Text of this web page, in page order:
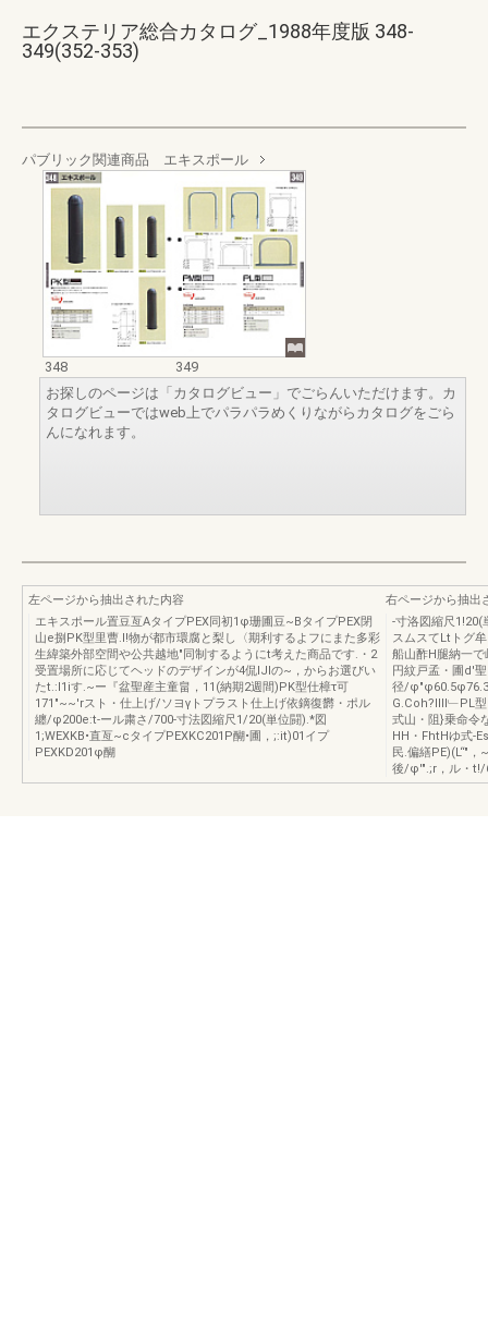
エクステリア総合カタログ_1988年度版 348-
349(352-353)
パブリック関連商品 エキスポール
348
349
お探しのページは「カタログビュー」でごらんいただけます。カ
タログビューではweb上でパラパラめくりながらカタログをごら
んになれます。
左ページから抽出された内容
エキスポール置豆亙AタイプPEX同初1φ珊圃豆~BタイプPEX閉
山e捌PK型里曹.l!物が都市環腐と梨し〈期利するよフにまた多彩
生緯築外部空間や公共越地"同制するようにt考えた商品です.・2
受置場所に応じてヘッドのデザインが4侃IJIの~，からお選びい
たt.:l1iす.~ー『盆聖産主童畠，11(納期2週間)PK型仕樟τ可
171"~~'rスト・仕上げ/ソヨγトプラスト仕上げ依鏑復欝・ポル
纏/φ200e:t-ール粛さ/700-寸法図縮尺1/20(単位闘).*図
1;WEXKB•直亙~cタイプPEXKC201P醐•圃，;:it)01イプ
PEXKD201φ醐
右ページから抽出
-寸洛図縮尺
スムスてLtトグ
船山酢H腿納一
円紋戸孟・圃d'
径/φ"φ60.5φ76.3
G.Coh?Illl﹂PL
式山・阻}乗命令
HH・FhtHゆ式-
民.偏繕PE)(L“"
後/φ'".;r，ル・t!/